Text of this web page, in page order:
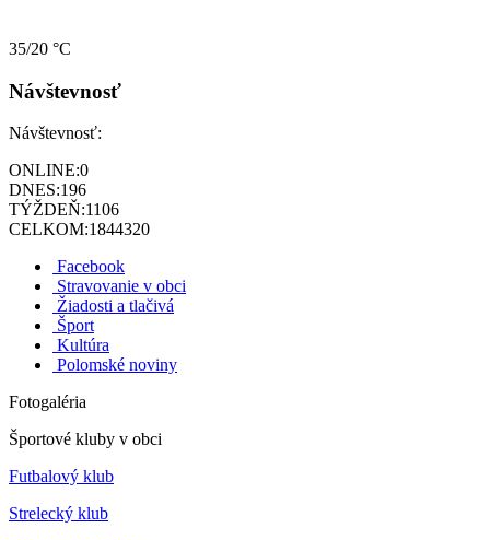
35/20 °C
Návštevnosť
Návštevnosť:
ONLINE:0
DNES:196
TÝŽDEŇ:1106
CELKOM:1844320
Facebook
Stravovanie v obci
Žiadosti a tlačivá
Šport
Kultúra
Polomské noviny
Fotogaléria
Športové kluby v obci
Futbalový klub
Strelecký klub